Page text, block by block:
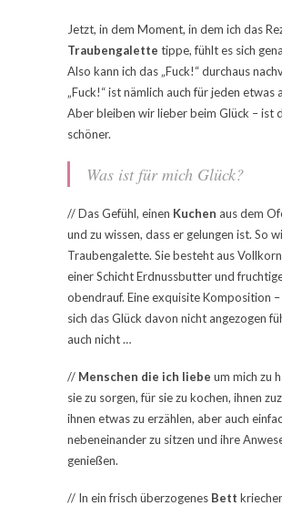
Jetzt, in dem Moment, in dem ich das
Traubengalette tippe, fühlt es sich
Also kann ich das „Fuck!“ durchaus
„Fuck!“ ist nämlich auch für jeden etwas
Aber bleiben wir lieber beim Glück – ist
schöner.
Was ist für mich Glück?
// Das Gefühl, einen Kuchen aus dem
und zu wissen, dass er gelungen ist. So
Traubengalette. Sie besteht aus
einer Schicht Erdnussbutter und
obendrauf. Eine exquisite Komposition –
sich das Glück davon nicht angezogen
auch nicht …
// Menschen die ich liebe um mich zu
sie zu sorgen, für sie zu kochen, ihnen
ihnen etwas zu erzählen, aber auch
nebeneinander zu sitzen und ihre
genießen.
// In ein frisch überzogenes Bett